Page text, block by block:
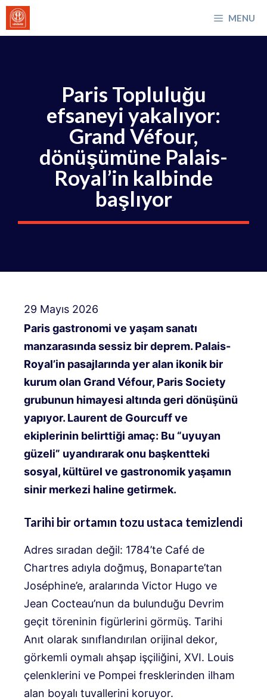
İçeriğe
atla
MENU
Paris Topluluğu
efsaneyi yakalıyor:
Grand Véfour,
dönüşümüne Palais-
Royal’in kalbinde
başlıyor
29 Mayıs 2026
Paris gastronomi ve yaşam sanatı
manzarasında sessiz bir deprem. Palais-
Royal’in pasajlarında yer alan ikonik bir
kurum olan Grand Véfour, Paris Society
grubunun himayesi altında geri dönüşünü
yapıyor. Laurent de Gourcuff ve
ekiplerinin belirttiği amaç: Bu “uyuyan
güzeli” uyandırarak onu başkentteki
sosyal, kültürel ve gastronomik yaşamın
sinir merkezi haline getirmek.
Tarihi bir ortamın tozu ustaca temizlendi
Adres sıradan değil: 1784’te Café de
Chartres adıyla doğmuş, Bonaparte’tan
Joséphine’e, aralarında Victor Hugo ve
Jean Cocteau’nun da bulunduğu Devrim
geçit töreninin figürlerini görmüş. Tarihi
Anıt olarak sınıflandırılan orijinal dekor,
görkemli oymalı ahşap işçiliğini, XVI. Louis
çelenklerini ve Pompei fresklerinden ilham
alan boyalı tuvallerini koruyor.